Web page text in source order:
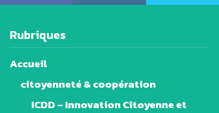
Rubriques
Accueil
citoyenneté & coopération
ICDD – Innovation Citoyenne et